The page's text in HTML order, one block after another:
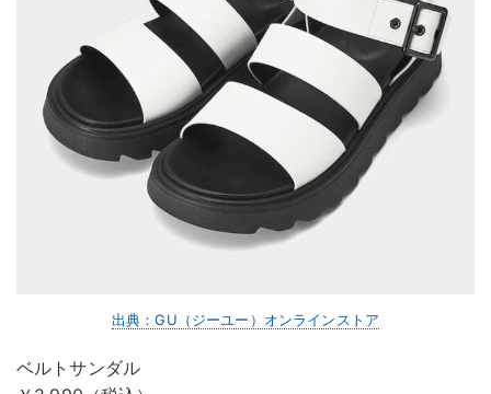
出典：GU（ジーユー）オンラインストア
ベルトサンダル